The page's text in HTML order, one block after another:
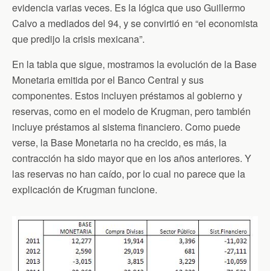
evidencia varias veces. Es la lógica que uso Guillermo
Calvo a mediados del 94, y se convirtió en “el economista
que predijo la crisis mexicana”.
En la tabla que sigue, mostramos la evolución de la Base
Monetaria emitida por el Banco Central y sus
componentes. Estos incluyen préstamos al gobierno y
reservas, como en el modelo de Krugman, pero también
incluye préstamos al sistema financiero. Como puede
verse, la Base Monetaria no ha crecido, es más, la
contracción ha sido mayor que en los años anteriores. Y
las reservas no han caído, por lo cual no parece que la
explicación de Krugman funcione.